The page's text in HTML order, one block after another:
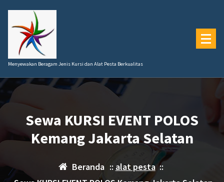
konten
Menyewakan Beragam Jenis Kursi dan Alat Pesta Berkualitas
Sewa KURSI EVENT POLOS
Kemang Jakarta Selatan
Beranda :: alat pesta::